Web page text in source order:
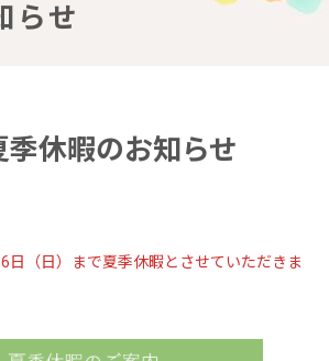
らせ
休暇のお知らせ
日（日）まで夏季休暇とさせていただきま